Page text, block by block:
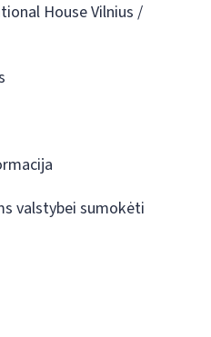
House Vilnius /
valstybei sumokėti